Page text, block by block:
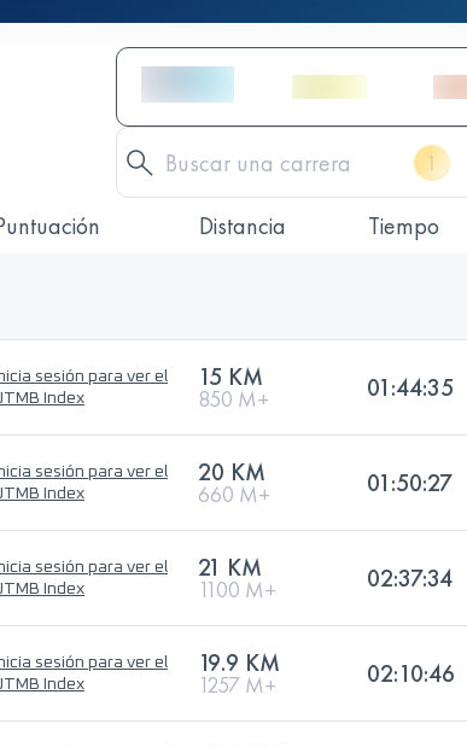
Distancia Tiempo
sesión para ver el
Index
15 KM
850 M+ 01:44:35
sesión para ver el
Index
20 KM
660 M+ 01:50:27
sesión para ver el
Index
21 KM
1100 M+ 02:37:34
sesión para ver el
Index
19.9 KM
1257 M+ 02:10:46